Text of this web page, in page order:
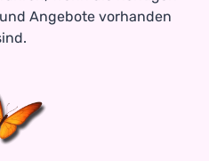
Angebote vorhanden